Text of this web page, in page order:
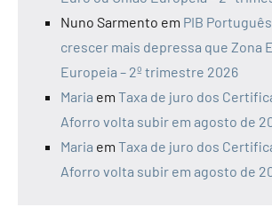
Nuno Sarmento em PIB
crescer mais depressa que Zona
Europeia – 2º trimestre 2026
Maria em Taxa de juro dos
Aforro volta subir em agosto de
Maria em Taxa de juro dos
Aforro volta subir em agosto de